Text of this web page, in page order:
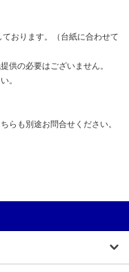
おります。（台紙に合わせて
供の必要はございません。
。
らも別途お問合せください。